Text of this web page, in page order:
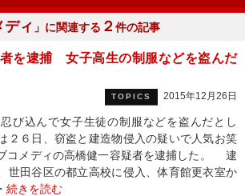
ディ 」に関連する ２件の記事
を逮捕 女子高生の制服などを盗んだ
TOPICS 2015年12月26日
び込んで女子生徒の制服などを盗んだとし
２６日、窃盗と建造物侵入の疑いで人気お笑
コメディの高橋健一容疑者を逮捕した。 逮
世田谷区の都立高校に侵入、体育館更衣室か
続きを読む